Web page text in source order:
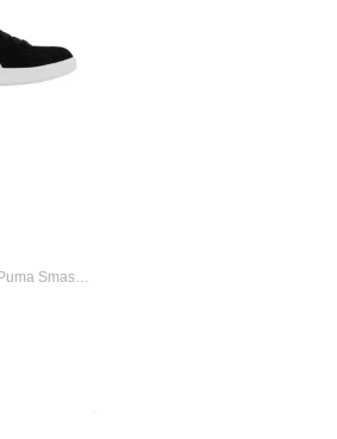
Tênis Casual Feminino Puma Smash V2 Wns Bdp Preto